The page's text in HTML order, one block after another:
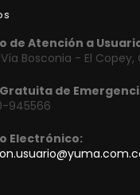
de Atención a
Vía Bosconia - El Copey,
de
945566
Electrónico: